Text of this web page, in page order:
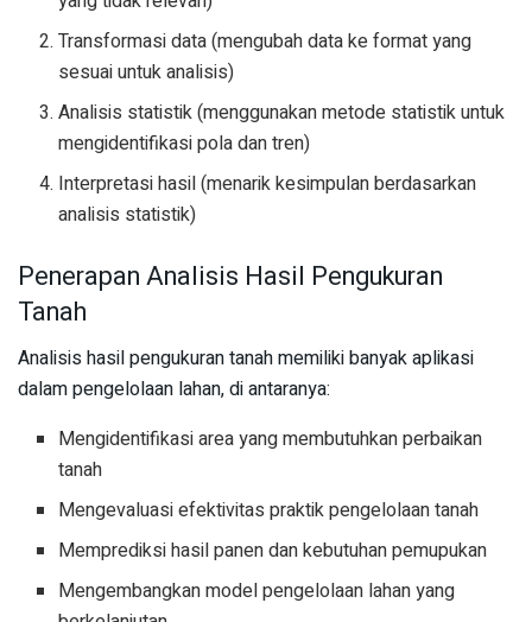
Transformasi data (mengubah data ke format yang
sesuai untuk analisis)
Analisis statistik (menggunakan metode statistik untuk
mengidentifikasi pola dan tren)
Interpretasi hasil (menarik kesimpulan berdasarkan
analisis statistik)
Penerapan Analisis Hasil Pengukuran
Tanah
Analisis hasil pengukuran tanah memiliki banyak aplikasi
dalam pengelolaan lahan, di antaranya:
Mengidentifikasi area yang membutuhkan perbaikan
tanah
Mengevaluasi efektivitas praktik pengelolaan tanah
Memprediksi hasil panen dan kebutuhan pemupukan
Mengembangkan model pengelolaan lahan yang